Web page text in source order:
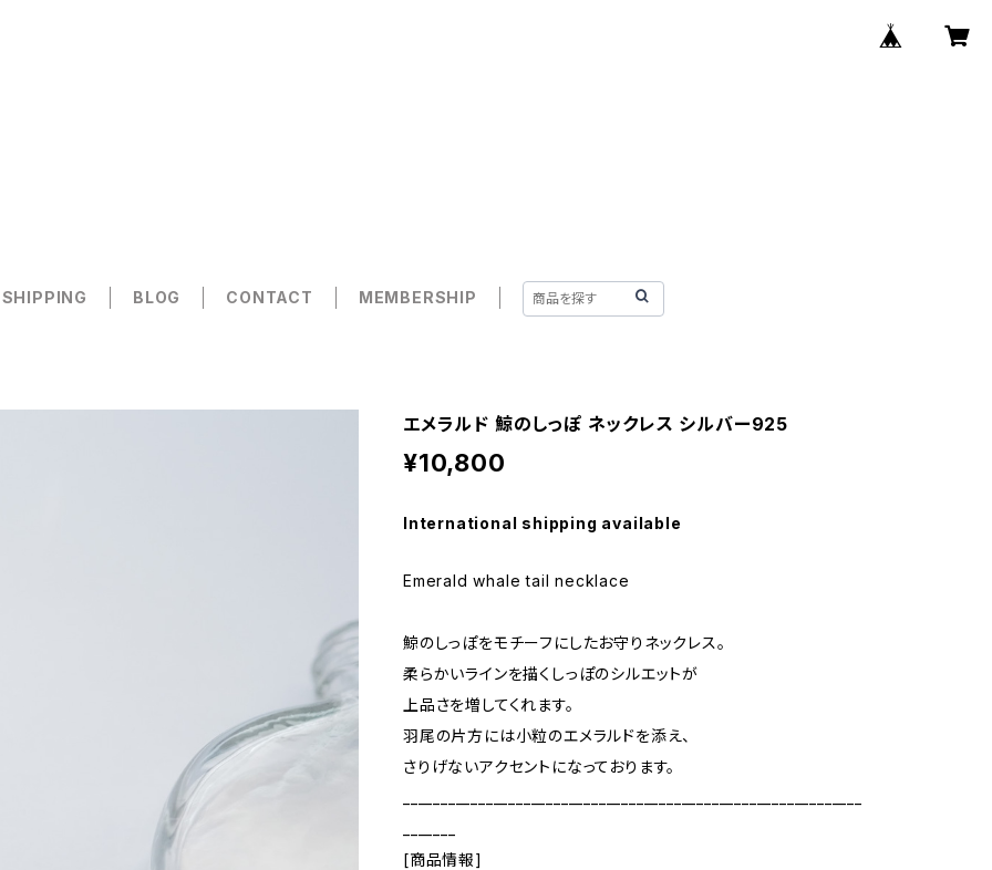
SHIPPING BLOG CONTACT MEMBERSHIP
エメラルド 鯨のしっぽ ネックレス シルバー925
¥10,800
International shipping available
Emerald whale tail necklace
鯨のしっぽをモチーフにしたお守りネックレス。
柔らかいラインを描くしっぽのシルエットが
上品さを増してくれます。
羽尾の片方には小粒のエメラルドを添え、
さりげないアクセントになっております。
[商品情報]